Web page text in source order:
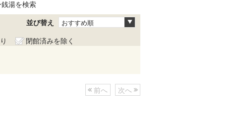
湯を検索
並び替え おすすめ順
閉館済みを除く
前へ 次へ